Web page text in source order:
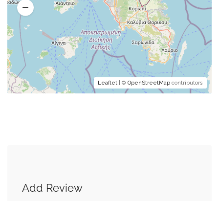
Leaflet | © OpenStreetMap contributors
Add Review